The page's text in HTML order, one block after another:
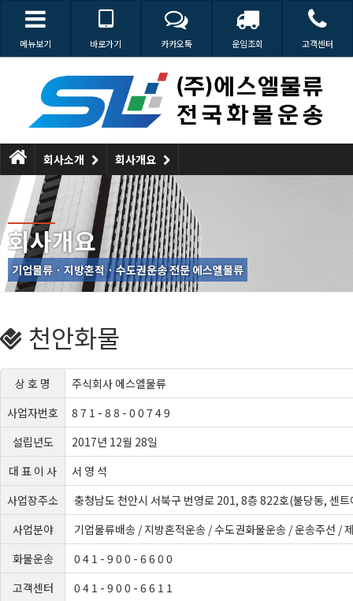
메뉴보기 바로가기 카카오톡 운임조회 고객센터
회사소개 회사개요
회사개요
기업물류 · 지방혼적 · 수도권운송 전문에스엘물류
천안화물
상 호 명
주식회사 에스엘물류
사업자번호
8 7 1 - 8 8 - 0 0 7 4 9
설립년도
2017년 12월 28일
대 표 이 사
서 영 석
사업장주소
충청남도 천안시 서북구 번영로 201, 8층 822호(불당동, 센
사업분야
기업물류배송 / 지방혼적운송 / 수도권화물운송 / 운송주선 /
화물운송
0 4 1 - 9 0 0 - 6 6 0 0
고객센터
0 4 1 - 9 0 0 - 6 6 1 1